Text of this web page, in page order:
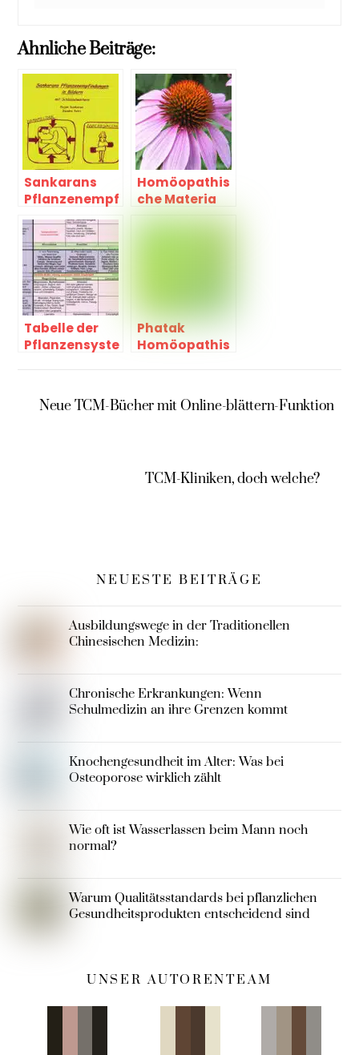
Ahnliche Beiträge:
Sankarans
Pflanzenempf
indungen
Homöopathis
che Materia
Medica
Tabelle der
Pflanzensyste
von Michal
Yakir
Phatak
Homöopathis
überarbeitet
Neue TCM-Bücher mit Online-blättern-Funktion
TCM-Kliniken, doch welche?
NEUESTE BEITRÄGE
Ausbildungswege in der Traditionellen
Chinesischen Medizin:
Chronische Erkrankungen: Wenn
Schulmedizin an ihre Grenzen kommt
Knochengesundheit im Alter: Was bei
Osteoporose wirklich zählt
Wie oft ist Wasserlassen beim Mann noch
normal?
Warum Qualitätsstandards bei pflanzlichen
Gesundheitsprodukten entscheidend sind
UNSER AUTORENTEAM